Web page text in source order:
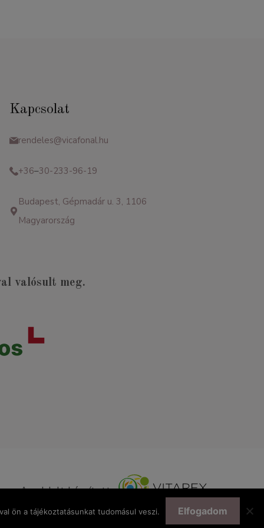
Kapcsolat
rendeles@vicafonal.hu
+36–30-233-96-19
Budapest, Gépmadár u. 3, 1106
Magyarország
valósult meg.
Az oldalt készítette:
ön a tájékoztatásunkat tudomásul veszi. Elfogadom